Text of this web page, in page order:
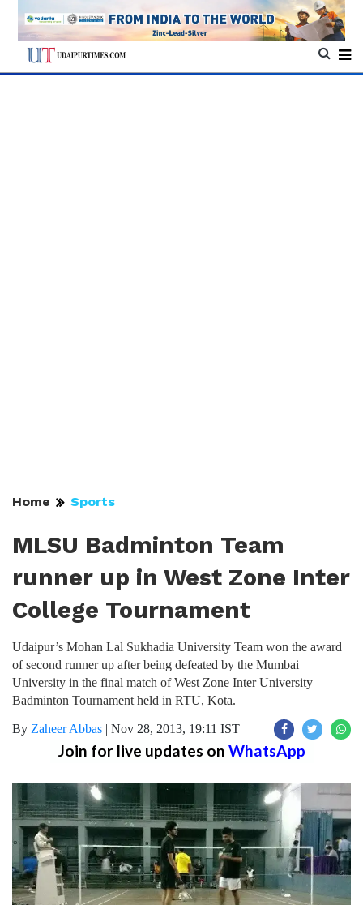
Home Sports
MLSU Badminton Team
runner up in West Zone Inter
College Tournament
Udaipur’s Mohan Lal Sukhadia University Team won the award
of second runner up after being defeated by the Mumbai
University in the final match of West Zone Inter University
Badminton Tournament held in RTU, Kota.
By Zaheer Abbas | Nov 28, 2013, 19:11 IST
Join for live updates on WhatsApp